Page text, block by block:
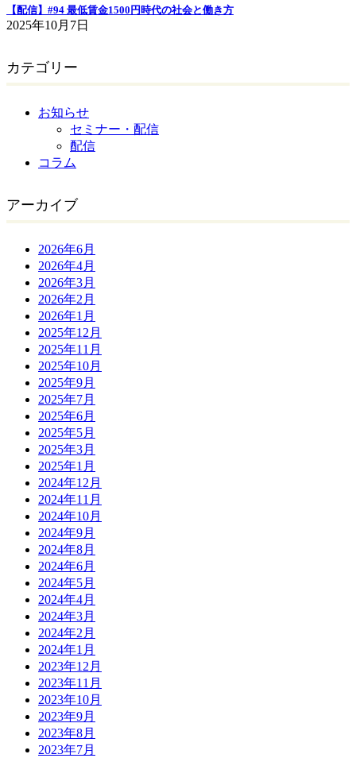
【配信】#94 最低賃金1500円時代の社会と働き方
2025年10月7日
カテゴリー
お知らせ
セミナー・配信
配信
コラム
アーカイブ
2026年6月
2026年4月
2026年3月
2026年2月
2026年1月
2025年12月
2025年11月
2025年10月
2025年9月
2025年7月
2025年6月
2025年5月
2025年3月
2025年1月
2024年12月
2024年11月
2024年10月
2024年9月
2024年8月
2024年6月
2024年5月
2024年4月
2024年3月
2024年2月
2024年1月
2023年12月
2023年11月
2023年10月
2023年9月
2023年8月
2023年7月